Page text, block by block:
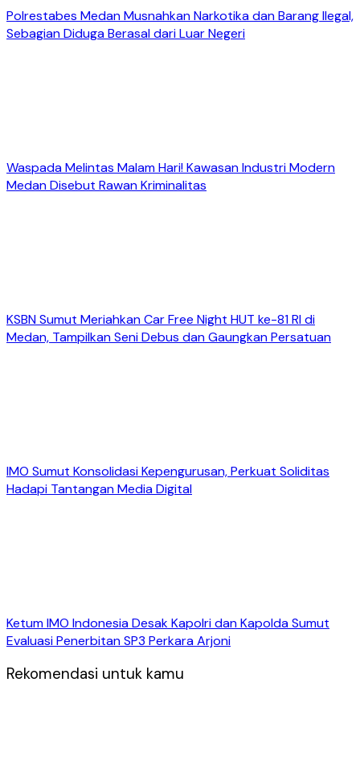
Polrestabes Medan Musnahkan Narkotika dan Barang Ilegal,
Sebagian Diduga Berasal dari Luar Negeri
Waspada Melintas Malam Hari! Kawasan Industri Modern
Medan Disebut Rawan Kriminalitas
KSBN Sumut Meriahkan Car Free Night HUT ke-81 RI di
Medan, Tampilkan Seni Debus dan Gaungkan Persatuan
IMO Sumut Konsolidasi Kepengurusan, Perkuat Soliditas
Hadapi Tantangan Media Digital
Ketum IMO Indonesia Desak Kapolri dan Kapolda Sumut
Evaluasi Penerbitan SP3 Perkara Arjoni
Rekomendasi untuk kamu